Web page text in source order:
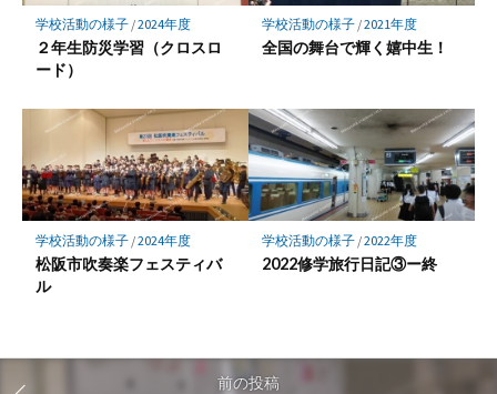
学校活動の様子/2024年度
２年生防災学習（クロスロ
ード）
学校活動の様子/2021年度
全国の舞台で輝く嬉中生！
学校活動の様子/2024年度
松阪市吹奏楽フェスティバ
ル
学校活動の様子/2022年度
2022修学旅行日記③ー終
前の投稿